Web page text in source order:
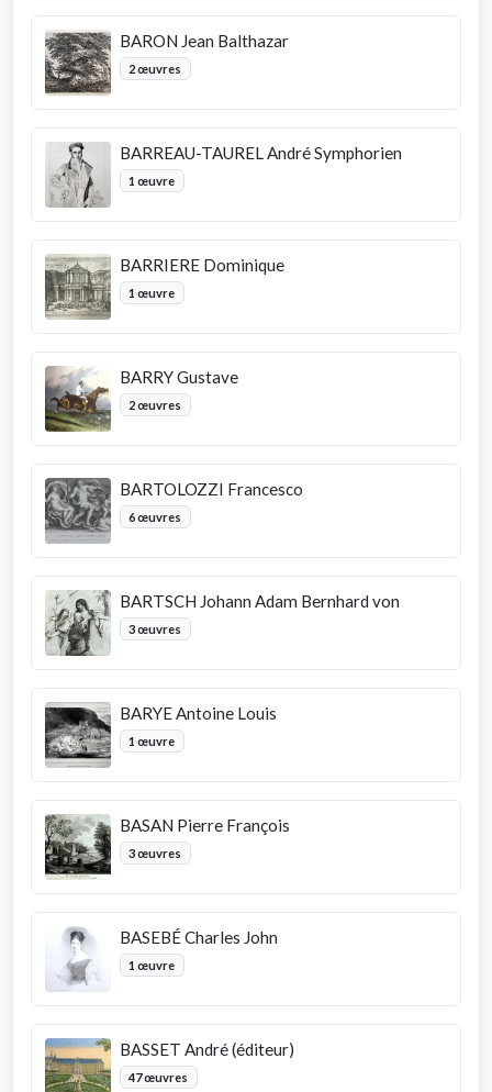
BARON Jean Balthazar
2 œuvres
BARREAU-TAUREL André Symphorien
1 œuvre
BARRIERE Dominique
1 œuvre
BARRY Gustave
2 œuvres
BARTOLOZZI Francesco
6 œuvres
BARTSCH Johann Adam Bernhard von
3 œuvres
BARYE Antoine Louis
1 œuvre
BASAN Pierre François
3 œuvres
BASEBÉ Charles John
1 œuvre
BASSET André (éditeur)
47 œuvres